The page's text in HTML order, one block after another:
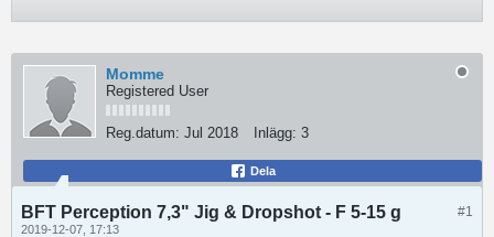
Momme
Registered User
Reg.datum: Jul 2018 Inlägg: 3
Dela
#1
BFT Perception 7,3" Jig & Dropshot - F 5-15 g
2019-12-07, 17:13